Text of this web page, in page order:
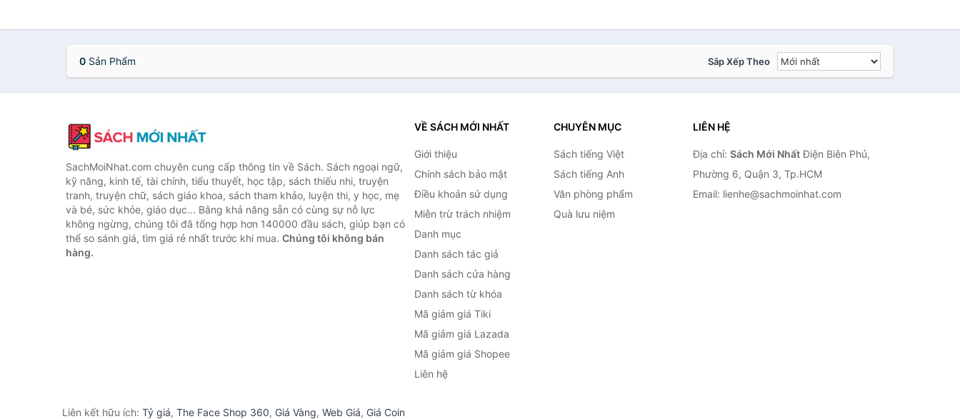
0 Sản Phẩm Sắp Xếp Theo
SachMoiNhat.com chuyên cung cấp thông tin về Sách. Sách ngoại ngữ,
kỹ năng, kinh tế, tài chính, tiểu thuyết, học tập, sách thiếu nhi, truyện
tranh, truyện chữ, sách giáo khoa, sách tham khảo, luyện thi, y học, mẹ
và bé, sức khỏe, giáo dục... Bằng khả năng sẵn có cùng sự nỗ lực
không ngừng, chúng tôi đã tổng hợp hơn 140000 đầu sách, giúp bạn có
thể so sánh giá, tìm giá rẻ nhất trước khi mua. Chúng tôi không bán
hàng.
VỀ SÁCH MỚI NHẤT
Giới thiệu
Chính sách bảo mật
Điều khoản sử dụng
Miễn trừ trách nhiệm
Danh mục
Danh sách tác giả
Danh sách cửa hàng
Danh sách từ khóa
Mã giảm giá Tiki
Mã giảm giá Lazada
Mã giảm giá Shopee
Liên hệ
CHUYÊN MỤC
Sách tiếng Việt
Sách tiếng Anh
Văn phòng phẩm
Quà lưu niệm
LIÊN HỆ
Địa chỉ: Sách Mới NhấtĐiện Biên Phủ,
Phường 6, Quận 3, Tp.HCM
Email: lienhe@sachmoinhat.com
Liên kết hữu ích: Tỷ giá, The Face Shop 360, Giá Vàng, Web Giá, Giá Coin